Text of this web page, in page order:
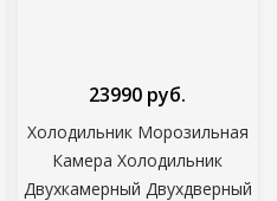
Холодильник Морозильная
Камера Холодильник
Двухкамерный Двухдверный
23990 руб.